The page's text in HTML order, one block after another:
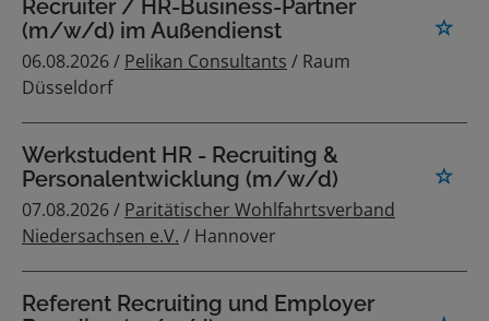
Recruiter / HR-Business-Partner
(m/w/d) im Außendienst
06.08.2026 / Pelikan Consultants / Raum
Düsseldorf
Werkstudent HR - Recruiting &
Personalentwicklung (m/w/d)
07.08.2026 / Paritätischer Wohlfahrtsverband
Niedersachsen e.V. / Hannover
Referent Recruiting und Employer